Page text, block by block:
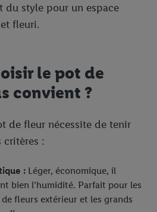
du style pour un espace
fleuri.
le pot de
convient ?
de fleur nécessite de tenir
critères :
: Léger, économique, il
bien l’humidité. Parfait pour les
fleurs extérieur et les grands